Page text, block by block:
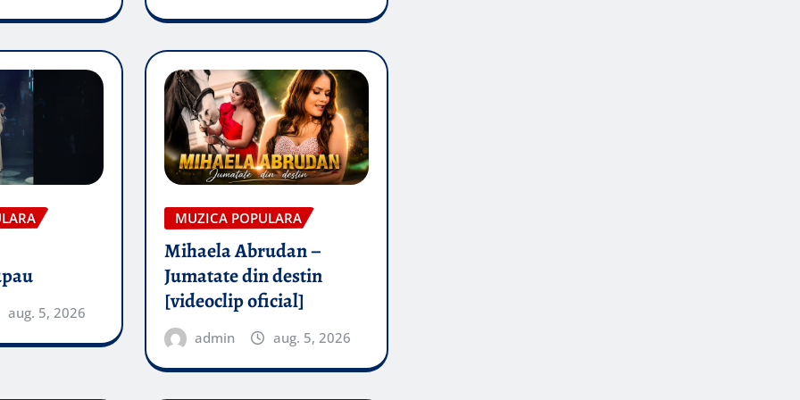
aug. 5, 2026
MUZICA POPULARA
Mihaela Abrudan –
Jumatate din destin
[videoclip oficial]
admin aug. 5, 2026